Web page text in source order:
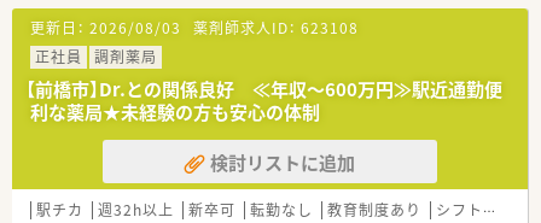
【法人特徴について】
■北海道から関西地方まで全国に約200店舗の調剤薬局を順調
に展開しています。
■調剤薬局運営以外にも、介護事業や健康食品事業、ジム運営な
ど多角的に展開中です。
■「笑顔のそばに。もっとずっと。」をテーマに、地域のかかりつ
け薬局を目指しています。
【職場環境と雰囲気】
■社員同士の関係性が良好で、温かく穏やかな人柄の方が多いこ
更新日： 2026/08/03 薬剤師求人ID： 623108
正社員
調剤薬局
【前橋市】Dr.との関係良好 ≪年収～600万円≫駅近通勤便
利な薬局★未経験の方も安心の体制
検討リストに追加
駅チカ 週32h以上 新卒可 転勤なし 教育制度あり シフト制